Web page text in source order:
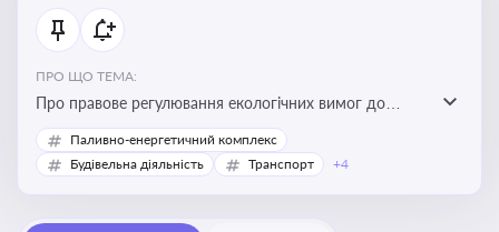
ПРО ЩО ТЕМА:
Про правове регулювання екологічних вимог до
виробництв, включно з дозволами, перевірками,
стандартами викидів і гармонізацією з
Паливно-енергетичний комплекс
Будівельна діяльність
Транспорт +4